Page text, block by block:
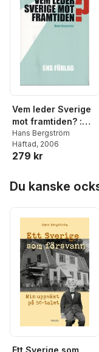
Vem leder Sverige
mot framtiden? :
Om
förutsättningarna
för strategiskt
beslutsfattande
Hans Bergström
Häftad, 2006
279 kr
Du kanske
Ett Sverige som